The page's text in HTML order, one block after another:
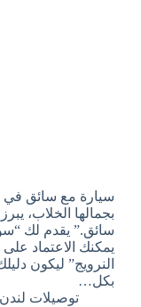
سيارة مع سائق في
بجمالها الخلاب،
سائق.” يقدم لك
يمكنك الاعتماد
النرويج” ليكون
بكل…
توصيلات لندن